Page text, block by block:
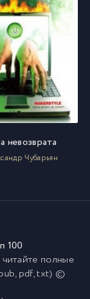
невозврата
Чубарьян
100
полные
pdf, txt) ©